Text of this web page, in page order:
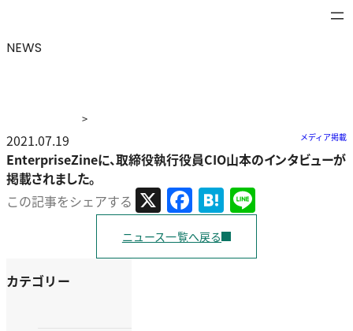
NEWS
>
ニュース> EnterpriseZineに、取締役執行役員CIO山本のイ
ンタビューが掲載されました。
2021.07.19 メディア掲載
EnterpriseZineに、取締役執行役員CIO山本のインタビューが
掲載されました。
この記事をシェアする
X Facebook
Hatena
ニュース一覧へ戻る
カテゴリー